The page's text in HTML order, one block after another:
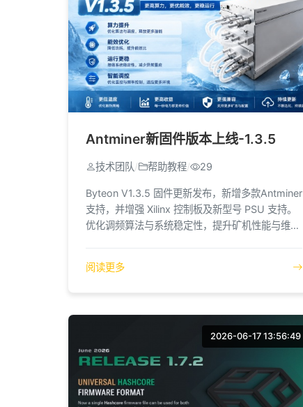
Antminer新固件版本上线-1.3.5
技术团队/ 帮助教程/ 29
Byteon V1.3.5 固件更新发布，新增多款Antminer
支持，并增强 Xilinx 控制板及新型号 PSU 支持。
优化调频算法与系统稳定性，提升矿机性能与维护
阅读更多
2026-06-17 13:56:49